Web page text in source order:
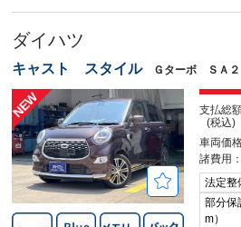
ダイハツ
キャスト スタイルＧターボ ＳＡ２
支払総
(税込)
車両価
諸費用
法定整
部分保
m）